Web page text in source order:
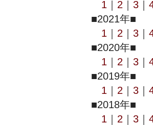
1
2 3
■2021年■
1
2 3
■2020年■
1
2 3
■2019年■
1
2 3
■2018年■
1
2 3